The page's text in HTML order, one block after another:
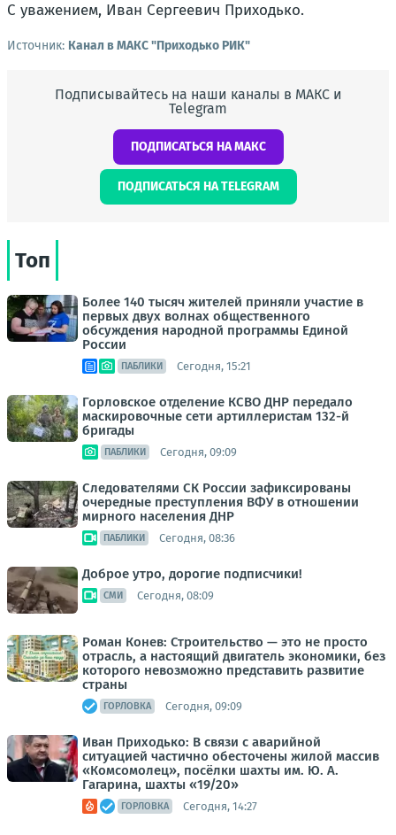
С уважением, Иван Сергеевич Приходько.
Источник: Канал в МАКС "Приходько РИК"
Подписывайтесь на наши каналы в МАКС и
Telegram
ПОДПИСАТЬСЯ НА МАКС
ПОДПИСАТЬСЯ НА TELEGRAM
Топ
Более 140 тысяч жителей приняли участие в
первых двух волнах общественного
обсуждения народной программы Единой
России
ПАБЛИКИ Сегодня, 15:21
Горловское отделение КСВО ДНР передало
маскировочные сети артиллеристам 132-й
бригады
ПАБЛИКИ Сегодня, 09:09
Следователями СК России зафиксированы
очередные преступления ВФУ в отношении
мирного населения ДНР
ПАБЛИКИ Сегодня, 08:36
Доброе утро, дорогие подписчики!
СМИ Сегодня, 08:09
Роман Конев: Строительство — это не просто
отрасль, а настоящий двигатель экономики, без
которого невозможно представить развитие
страны
ГОРЛОВКА Сегодня, 09:09
Иван Приходько: В связи с аварийной
ситуацией частично обесточены жилой массив
«Комсомолец», посёлки шахты им. Ю. А.
Гагарина, шахты «19/20»
ГОРЛОВКА Сегодня, 14:27